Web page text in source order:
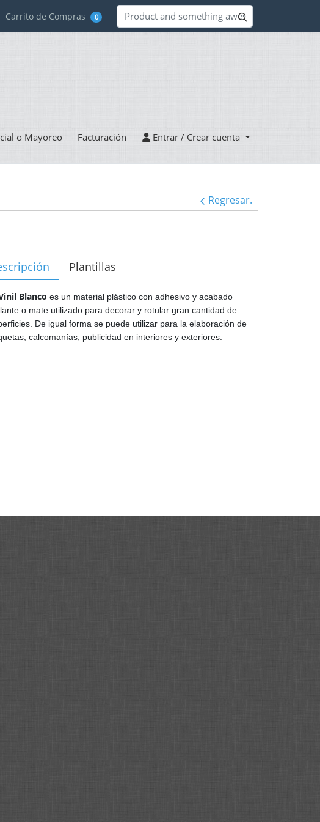
Carrito de Compras 0
o Mayoreo Facturación Entrar / Crear cuenta
Entrar / Crear cuenta
Regresar.
Plantillas
inil Blanco es un material plástico con adhesivo y acabado
o mate utilizado para decorar y rotular gran cantidad de
De igual forma se puede utilizar para la elaboración de
calcomanías, publicidad en interiores y exteriores.